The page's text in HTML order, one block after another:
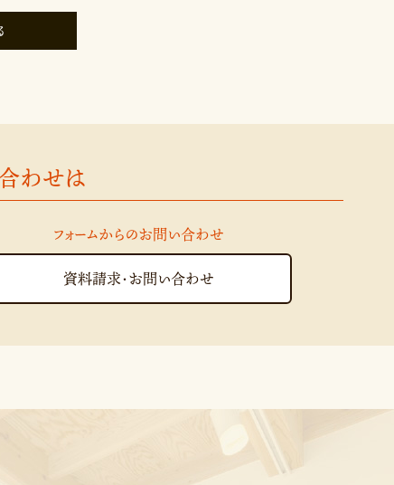
わせは
フォームからのお問い合わせ
資料請求・お問い合わせ